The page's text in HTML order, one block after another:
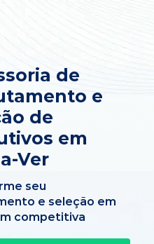
de
e
de
em
Ver
seu
e seleção em
competitiva